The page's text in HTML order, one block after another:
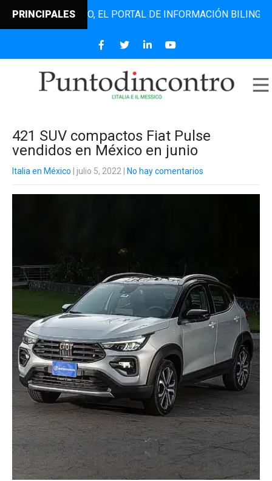
PRINCIPALES EL PORTAL DE INFORMACIÓN BILINGÜE
421 SUV compactos Fiat Pulse
vendidos en México en junio
Italia en México | julio 5, 2022 No hay comentarios